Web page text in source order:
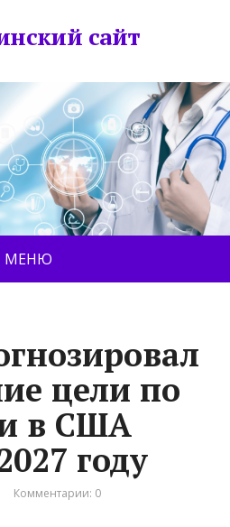
сайт
МЕНЮ
цели по
в США
году
Комментарии: 0